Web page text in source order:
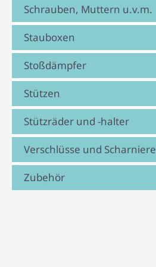
Schrauben, Muttern u.v.m.
Stauboxen
Stoßdämpfer
Stützen
Stützräder und -halter
Verschlüsse und Scharniere
Zubehör